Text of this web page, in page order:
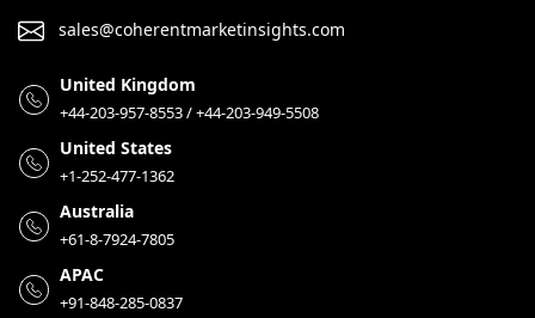
sales@coherentmarketinsights.com
United Kingdom
+44-203-957-8553 / +44-203-949-5508
United States
+1-252-477-1362
Australia
+61-8-7924-7805
APAC
+91-848-285-0837